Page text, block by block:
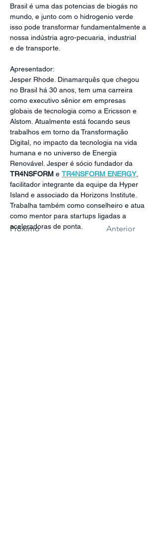
Próximo Anterior
Brasil é uma das potencias de biogás no
mundo, e junto com o hidrogenio verde
isso pode transformar fundamentalmente a
nossa indústria agro-pecuaria, industrial
e de transporte.
Apresentador:
Jesper Rhode. Dinamarquês que chegou
no Brasil há 30 anos, tem uma carreira
como executivo sênior em empresas
globais de tecnologia como a Ericsson e
Alstom. Atualmente está focando seus
trabalhos em torno da Transformação
Digital, no impacto da tecnologia na vida
humana e no universo de Energia
Renovável. Jesper é sócio fundador da
TR4NSFORM e TR4NSFORM ENERGY,
facilitador integrante da equipe da Hyper
Island e associado da Horizons Institute.
Trabalha também como conselheiro e atua
como mentor para startups ligadas a
aceleradoras de ponta.